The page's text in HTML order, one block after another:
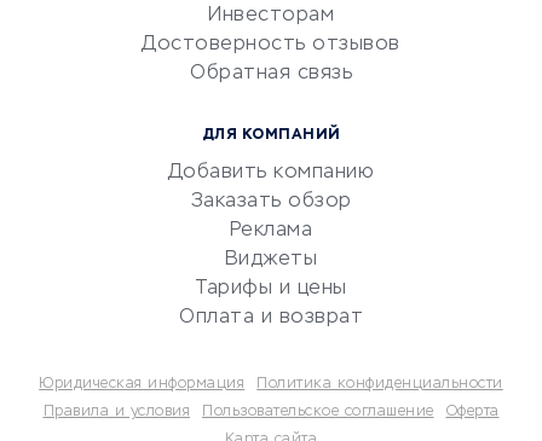
документооборот
Юридические компании
Бухгалтерия онлайн
Потребительские кредиты
Инвесторам
Достоверность отзывов
Обратная связь
ДЛЯ КОМПАНИЙ
Добавить компанию
Заказать обзор
Реклама
Виджеты
Тарифы и цены
Оплата и возврат
Юридическая информация
Политика конфиденциальности
Правила и условия
Пользовательское соглашение
Оферта